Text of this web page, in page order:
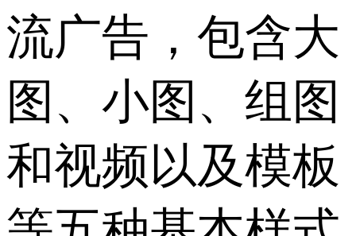
流广告，包含大
图、小图、组图
和视频以及模板